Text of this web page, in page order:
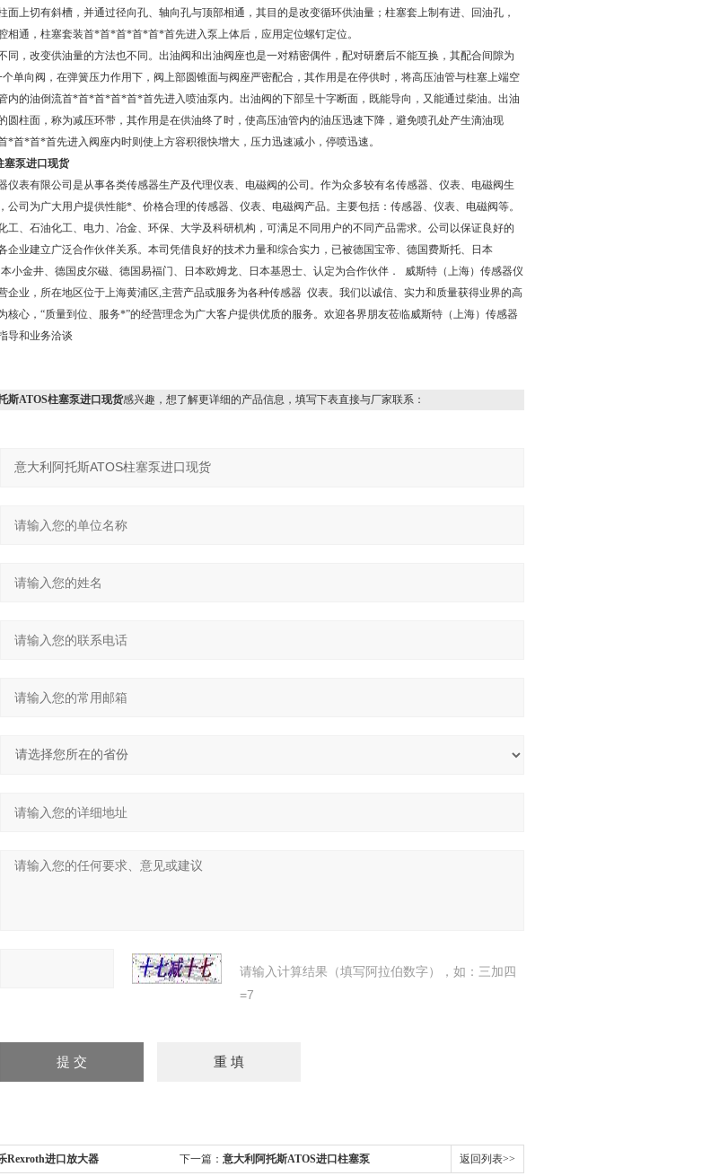
面上切有斜槽，并通过径向孔、轴向孔与顶部相通，其目的是改变循环供油量；柱塞套上制有进、回油孔，
相通，柱塞套装首*首*首*首*首*首先进入泵上体后，应用定位螺钉定位。
同，改变供油量的方法也不同。出油阀和出油阀座也是一对精密偶件，配对研磨后不能互换，其配合间隙为
个单向阀，在弹簧压力作用下，阀上部圆锥面与阀座严密配合，其作用是在停供时，将高压油管与柱塞上端空
内的油倒流首*首*首*首*首*首先进入喷油泵内。出油阀的下部呈十字断面，既能导向，又能通过柴油。出油
圆柱面，称为减压环带，其作用是在供油终了时，使高压油管内的油压迅速下降，避免喷孔处产生滴油现
*首*首*首先进入阀座内时则使上方容积很快增大，压力迅速减小，停喷迅速。
塞泵进口现货
仪表有限公司是从事各类传感器生产及代理仪表、电磁阀的公司。作为众多较有名传感器、仪表、电磁阀生
公司为广大用户提供性能*、价格合理的传感器、仪表、电磁阀产品。主要包括：传感器、仪表、电磁阀等。
工、石油化工、电力、冶金、环保、大学及科研机构，可满足不同用户的不同产品需求。公司以保证良好的
企业建立广泛合作伙伴关系。本司凭借良好的技术力量和综合实力，已被德国宝帝、德国费斯托、日本
小金井、德国皮尔磁、德国易福门、日本欧姆龙、日本基恩士、认定为合作伙伴． 威斯特（上海）传感器仪
企业，所在地区位于上海黄浦区,主营产品或服务为各种传感器 仪表。我们以诚信、实力和质量获得业界的高
核心，“质量到位、服务*”的经营理念为广大客户提供优质的服务。欢迎各界朋友莅临威斯特（上海）传感器
导和业务洽谈
斯ATOS柱塞泵进口现货感兴趣，想了解更详细的产品信息，填写下表直接与厂家联系：
请输入计算结果（填写阿拉伯数字），如：三加四
=7
Rexroth进口放大器 下一篇： 意大利阿托斯ATOS进口柱塞泵 返回列表>>